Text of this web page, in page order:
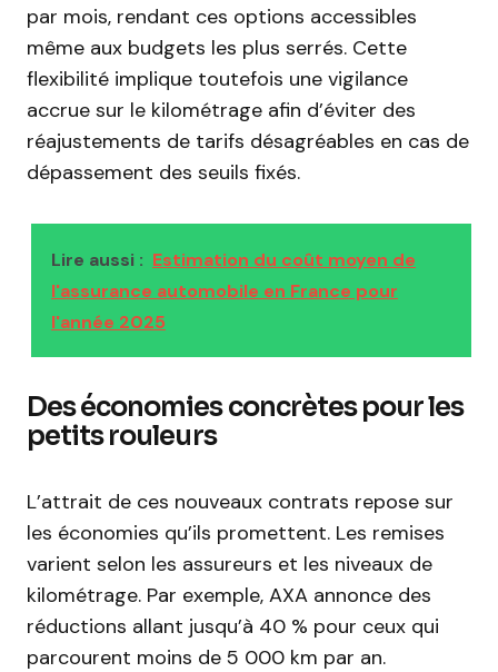
par mois, rendant ces options accessibles
même aux budgets les plus serrés. Cette
flexibilité implique toutefois une vigilance
accrue sur le kilométrage afin d’éviter des
réajustements de tarifs désagréables en cas de
dépassement des seuils fixés.
Lire aussi : Estimation du coût moyen de
l'assurance automobile en France pour
l'année 2025
Des économies concrètes pour les
petits rouleurs
L’attrait de ces nouveaux contrats repose sur
les économies qu’ils promettent. Les remises
varient selon les assureurs et les niveaux de
kilométrage. Par exemple, AXA annonce des
réductions allant jusqu’à 40 % pour ceux qui
parcourent moins de 5 000 km par an.